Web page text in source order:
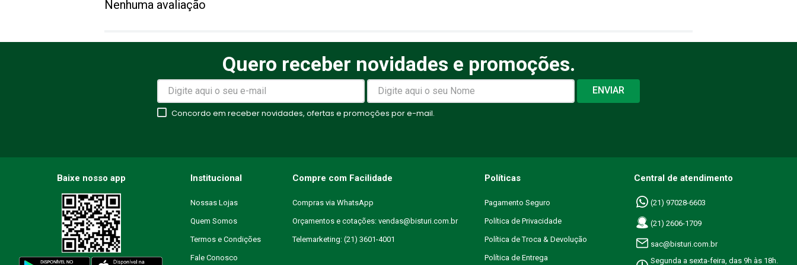
Avalie o produto de 1 a 5 estrelas
★★
Seu nome
Endereço de email
Escreva uma avaliação
Nenhuma avaliação
Quero receber novidades e promoções.
ENVIAR
Concordo em receber novidades, ofertas e promoções por e-mail.
Baixe nosso app Institucional
Nossas Lojas
Quem Somos
Termos e Condições
Fale Conosco
Compre com Facilidade
Compras via WhatsApp
Orçamentos e cotações: vendas@bisturi.com.br
Telemarketing: (21) 3601-4001
Políticas
Pagamento Seguro
Política de Privacidade
Política de Troca & Devolução
Política de Entrega
Central de atendimento
(21) 97028-6603
(21) 2606-1709
sac@bisturi.com.br
Segunda a sexta-feira, das 9h às 18h.